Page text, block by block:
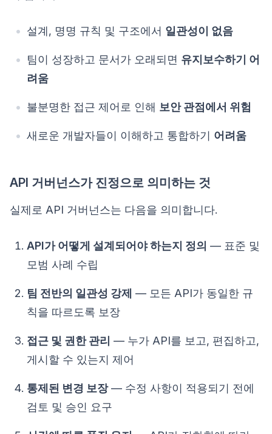
설계, 명명 규칙 및 구조에서 일관성이 없음
팀이 성장하고 문서가 오래되면 유지보수하기 어
려움
불분명한 접근 제어로 인해 보안 관점에서 위험
새로운 개발자들이 이해하고 통합하기 어려움
API 거버넌스가 진정으로 의미하는 것
실제로 API 거버넌스는 다음을 의미합니다.
API가 어떻게 설계되어야 하는지 정의 — 표준 및
모범 사례 수립
팀 전반의 일관성 강제 — 모든 API가 동일한 규
칙을 따르도록 보장
접근 및 권한 관리 — 누가 API를 보고, 편집하고,
게시할 수 있는지 제어
통제된 변경 보장— 수정 사항이 적용되기 전에
검토 및 승인 요구